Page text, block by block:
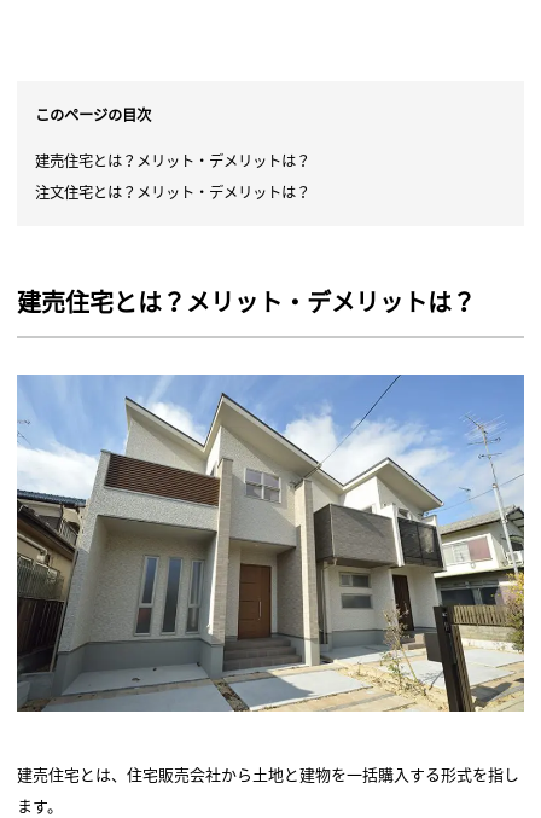
このページの目次
建売住宅とは？メリット・デメリットは？
注文住宅とは？メリット・デメリットは？
建売住宅とは？メリット・デメリットは？
建売住宅とは、住宅販売会社から土地と建物を一括購入する形式を指し
ます。